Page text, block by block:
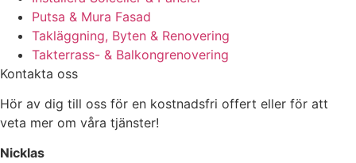
Putsa & Mura Fasad
Takläggning, Byten & Renovering
Takterrass- & Balkongrenovering
Kontakta oss
Hör av dig till oss för en kostnadsfri offert eller för att
veta mer om våra tjänster!
Nicklas